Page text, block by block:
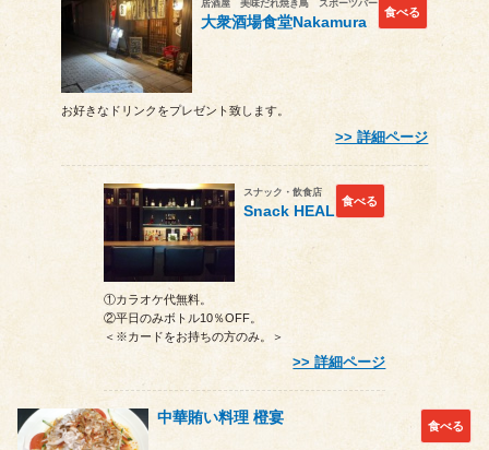
居酒屋 美味だれ焼き鳥 スポーツバー
大衆酒場食堂Nakamura
食べる
お好きなドリンクをプレゼント致します。
詳細ページ
スナック・飲食店
Snack HEAL
食べる
①カラオケ代無料。
②平日のみボトル10％OFF。
＜※カードをお持ちの方のみ。＞
詳細ページ
中華賄い料理 橙宴 食べる